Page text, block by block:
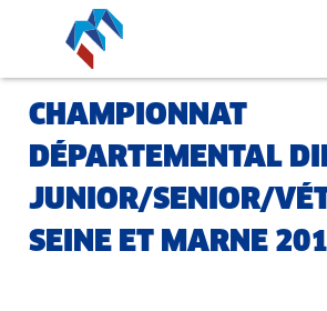
CHAMPIONNAT
DÉPARTEMENTAL
JUNIOR/SENIOR/
SEINE ET MARNE